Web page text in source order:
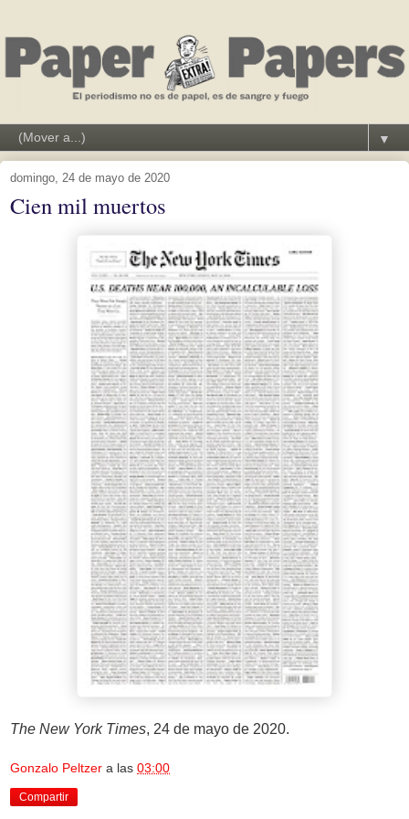
▼
domingo, 24 de mayo de 2020
Cien mil muertos
The New York Times, 24 de mayo de 2020.
Gonzalo Peltzer a las 03:00
Compartir